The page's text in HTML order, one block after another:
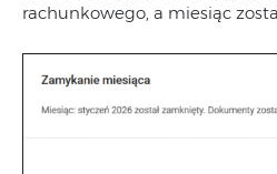
rachunkowego, a miesiąc